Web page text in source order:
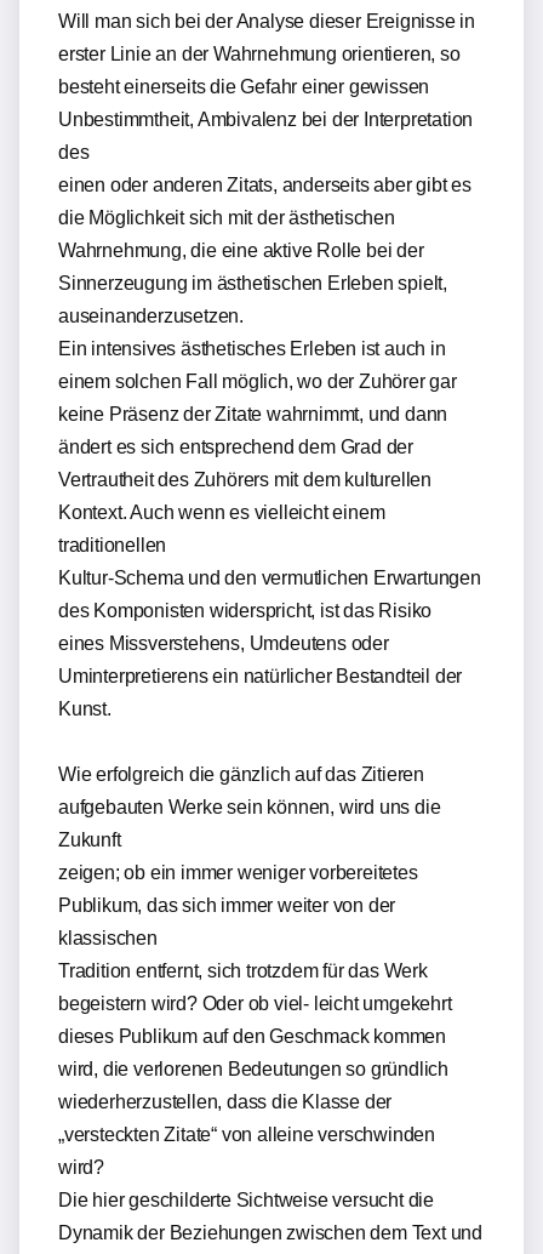
Will man sich bei der Analyse dieser Ereignisse in
erster Linie an der Wahrnehmung orientieren, so
besteht einerseits die Gefahr einer gewissen
Unbestimmtheit, Ambivalenz bei der Interpretation
des
einen oder anderen Zitats, anderseits aber gibt es
die Möglichkeit sich mit der ästhetischen
Wahrnehmung, die eine aktive Rolle bei der
Sinnerzeugung im ästhetischen Erleben spielt,
auseinanderzusetzen.
Ein intensives ästhetisches Erleben ist auch in
einem solchen Fall möglich, wo der Zuhörer gar
keine Präsenz der Zitate wahrnimmt, und dann
ändert es sich entsprechend dem Grad der
Vertrautheit des Zuhörers mit dem kulturellen
Kontext. Auch wenn es vielleicht einem
traditionellen
Kultur-Schema und den vermutlichen Erwartungen
des Komponisten widerspricht, ist das Risiko
eines Missverstehens, Umdeutens oder
Uminterpretierens ein natürlicher Bestandteil der
Kunst.
Wie erfolgreich die gänzlich auf das Zitieren
aufgebauten Werke sein können, wird uns die
Zukunft
zeigen; ob ein immer weniger vorbereitetes
Publikum, das sich immer weiter von der
klassischen
Tradition entfernt, sich trotzdem für das Werk
begeistern wird? Oder ob viel- leicht umgekehrt
dieses Publikum auf den Geschmack kommen
wird, die verlorenen Bedeutungen so gründlich
wiederherzustellen, dass die Klasse der
„versteckten Zitate“ von alleine verschwinden
wird?
Die hier geschilderte Sichtweise versucht die
Dynamik der Beziehungen zwischen dem Text und